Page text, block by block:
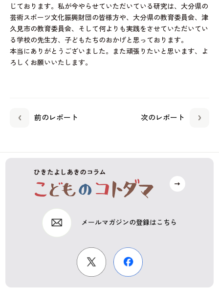
じております。私が今やらせていただいている研究は、大分県の
芸術スポーツ文化振興財団の皆様方や、大分県の教育委員会、津
久見市の教育委員会、そして何よりも実践をさせていただいてい
る学校の先生方、子どもたちのおかげと思っております。
本当にありがとうございました。また頑張りたいと思います、よ
ろしくお願いいたします。
前のレポート 次のレポート
メールマガジンの登録はこちら